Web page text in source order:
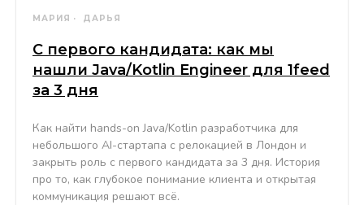
МАРИЯ ДАРЬЯ
С первого кандидата: как мы
нашли Java/Kotlin Engineer для 1feed
за 3 дня
Как найти hands-on Java/Kotlin разработчика для
небольшого AI-стартапа с релокацией в Лондон и
закрыть роль с первого кандидата за 3 дня. История
про то, как глубокое понимание клиента и открытая
коммуникация решают всё.